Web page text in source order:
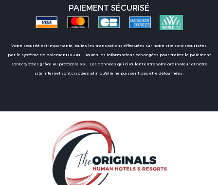
PAIEMENT SÉCURISÉ
Votre sécurité est importante, toutes les transactions effectuées sur notre site sont sécurisées
par le système de paiement OGONE. Toutes les informations échangées pour traiter le paiement
sont cryptées grâce au protocole SSL. Les données qui circulent entre votre ordinateur et notre
site internet sont cryptées afin qu'elle ne puissent pas être détournées.